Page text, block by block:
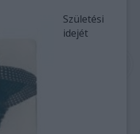
Születési
idejét